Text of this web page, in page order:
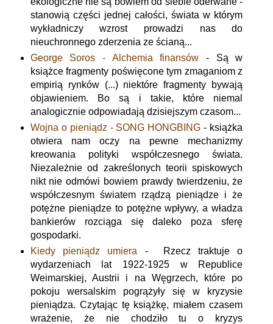
stanowią części jednej całości, świata w którym
wykładniczy wzrost prowadzi nas do
nieuchronnego zderzenia ze ścianą...
George Soros - Alchemia finansów - Są w
książce fragmenty poświęcone tym zmaganiom z
empirią rynków (...) niektóre fragmenty bywają
objawieniem. Bo są i takie, które niemal
analogicznie odpowiadają dzisiejszym czasom...
Wojna o pieniądz - SONG HONGBING - książka
otwiera nam oczy na pewne mechanizmy
kreowania polityki współczesnego świata.
Niezależnie od zakreślonych teorii spiskowych
nikt nie odmówi bowiem prawdy twierdzeniu, że
współczesnym światem rządzą pieniądze i że
potężne pieniądze to potężne wpływy, a władza
bankierów rozciąga się daleko poza sferę
gospodarki.
Kiedy pieniądz umiera - Rzecz traktuje o
wydarzeniach lat 1922-1925 w Republice
Weimarskiej, Austrii i na Węgrzech, które po
pokoju wersalskim pogrążyły się w kryzysie
pieniądza. Czytając tę książkę, miałem czasem
wrażenie, że nie chodziło tu o kryzys